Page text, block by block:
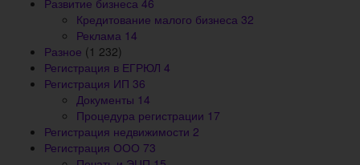
Развитие бизнеса 46
Кредитование малого бизнеса 32
Реклама 14
Разное (1 232)
Регистрация в ЕГРЮЛ 4
Регистрация ИП 36
Документы 14
Процедура регистрации 17
Регистрация недвижимости 2
Регистрация ООО 73